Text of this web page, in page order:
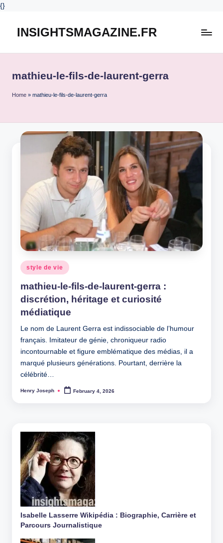
{}
INSIGHTSMAGAZINE.FR
mathieu-le-fils-de-laurent-gerra
Home » mathieu-le-fils-de-laurent-gerra
Posted
in
style de vie
mathieu-le-fils-de-laurent-gerra :
discrétion, héritage et curiosité
médiatique
Le nom de Laurent Gerra est indissociable de l’humour
français. Imitateur de génie, chroniqueur radio
incontournable et figure emblématique des médias, il a
marqué plusieurs générations. Pourtant, derrière la
célébrité…
Posted
Henry Joseph February 4, 2026
Isabelle Lasserre Wikipédia : Biographie, Carrière et
Parcours Journalistique